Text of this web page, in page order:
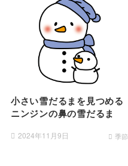
小さい雪だるまを見つめる
ニンジンの鼻の雪だるま
2024年11月9日 季節